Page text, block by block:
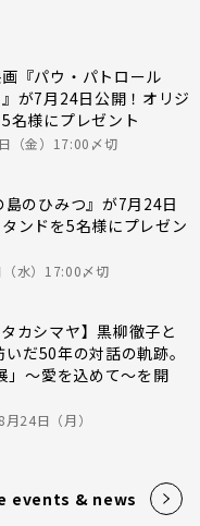
『パウ・パトロール
が7月24日公開！オリジ
名様にプレゼント
（金）17:00〆切
島のひみつ』が7月24日
タンドを5名様にプレゼン
水）17:00〆切
カシマヤ】黒柳徹子と
だ50年の対話の軌跡。
」～愛を込めて～を開
24日（月）
events & news